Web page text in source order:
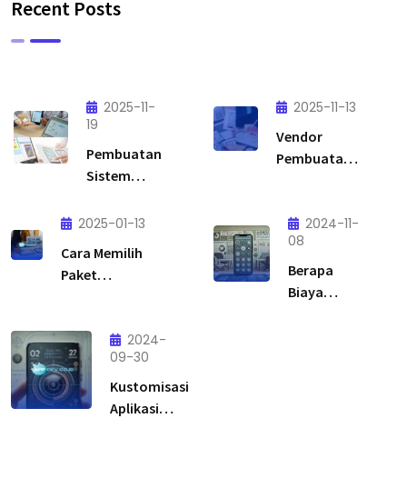
Recent Posts
2025-11-
19
Pembuatan
Sistem
Custom:
Tepat
untuk
Ingin Lebih
Efisien &
2025-11-13
Vendor
Pembuatan
untuk
Transformasi
Digital Bisnis
Anda
2025-01-13
Cara Memilih
Paket
Budget
2024-11-
08
Berapa
Biaya
2024-
09-30
Kustomisasi
Aplikasi